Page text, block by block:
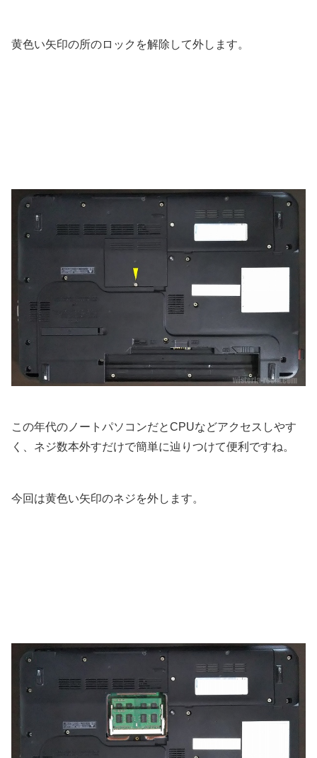
黄色い矢印の所のロックを解除して外します。
この年代のノートパソコンだとCPUなどアクセスしやす
く、ネジ数本外すだけで簡単に辿りつけて便利ですね。
今回は黄色い矢印のネジを外します。